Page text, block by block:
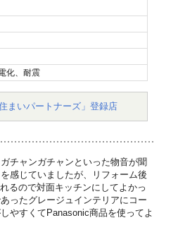
化、耐震
まいパートナーズ」登録店
チャンガチャンといった物音が聞
感じていましたが、リフォーム後
るので対面キッチンにしてよかっ
ったグレージュインテリアにコー
やすくてPanasonic商品を使ってよ